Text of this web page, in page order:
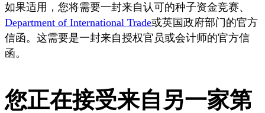
如果适用，您将需要一封来自认可的种子资金竞赛、
Department of International Trade或英国政府部门的官方
信函。这需要是一封来自授权官员或会计师的官方信
函。
您正在接受来自另一家第